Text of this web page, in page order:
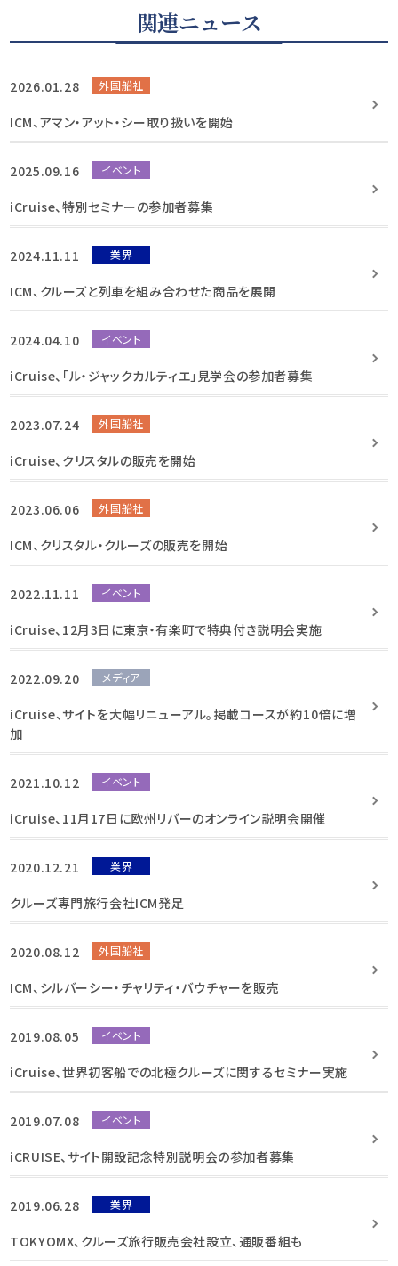
関連ニュース
2026.01.28 外国船社
ICM、アマン・アット・シー取り扱いを開始
2025.09.16 イベント
iCruise、特別セミナーの参加者募集
2024.11.11 業界
ICM、クルーズと列車を組み合わせた商品を展開
2024.04.10 イベント
iCruise、「ル・ジャックカルティエ」見学会の参加者募集
2023.07.24 外国船社
iCruise、クリスタルの販売を開始
2023.06.06 外国船社
ICM、クリスタル・クルーズの販売を開始
2022.11.11 イベント
iCruise、12月3日に東京・有楽町で特典付き説明会実施
2022.09.20 メディア
iCruise、サイトを大幅リニューアル。掲載コースが約10倍に増
加
2021.10.12 イベント
iCruise、11月17日に欧州リバーのオンライン説明会開催
2020.12.21 業界
クルーズ専門旅行会社ICM発足
2020.08.12 外国船社
ICM、シルバーシー・チャリティ・バウチャーを販売
2019.08.05 イベント
iCruise、世界初客船での北極クルーズに関するセミナー実施
2019.07.08 イベント
iCRUISE、サイト開設記念特別説明会の参加者募集
2019.06.28 業界
TOKYOMX、クルーズ旅行販売会社設立、通販番組も